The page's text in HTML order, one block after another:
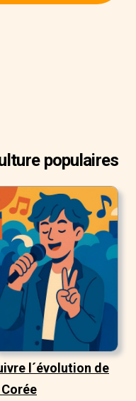
populaires
l´évolution de
Corée